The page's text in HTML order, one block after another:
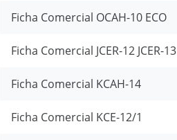
Ficha Comercial OCAH-10 ECO
Ficha Comercial JCER-12 JCER-13
Ficha Comercial KCAH-14
Ficha Comercial KCE-12/1